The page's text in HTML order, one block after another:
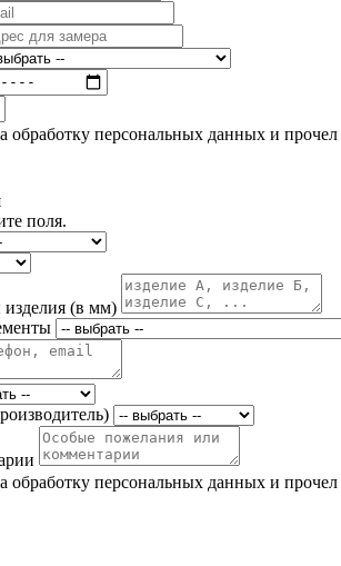
обработку персональных данных и прочел
поля.
изделия (в мм)
обработку персональных данных и прочел